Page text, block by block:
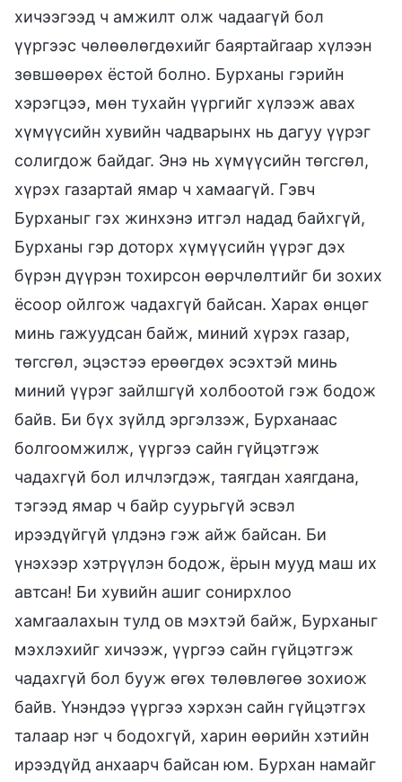
хичээгээд ч амжилт олж чадаагүй бол
үүргээс чөлөөлөгдөхийг баяртайгаар хүлээн
зөвшөөрөх ёстой болно. Бурханы гэрийн
хэрэгцээ, мөн тухайн үүргийг хүлээж авах
хүмүүсийн хувийн чадварынх нь дагуу үүрэг
солигдож байдаг. Энэ нь хүмүүсийн төгсгөл,
хүрэх газартай ямар ч хамаагүй. Гэвч
Бурханыг гэх жинхэнэ итгэл надад байхгүй,
Бурханы гэр доторх хүмүүсийн үүрэг дэх
бүрэн дүүрэн тохирсон өөрчлөлтийг би зохих
ёсоор ойлгож чадахгүй байсан. Харах өнцөг
минь гажуудсан байж, миний хүрэх газар,
төгсгөл, эцэстээ ерөөгдөх эсэхтэй минь
миний үүрэг зайлшгүй холбоотой гэж бодож
байв. Би бүх зүйлд эргэлзэж, Бурханаас
болгоомжилж, үүргээ сайн гүйцэтгэж
чадахгүй бол илчлэгдэж, таягдан хаягдана,
тэгээд ямар ч байр суурьгүй эсвэл
ирээдүйгүй үлдэнэ гэж айж байсан. Би
үнэхээр хэтрүүлэн бодож, ёрын мууд маш их
автсан! Би хувийн ашиг сонирхлоо
хамгаалахын тулд ов мэхтэй байж, Бурханыг
мэхлэхийг хичээж, үүргээ сайн гүйцэтгэж
чадахгүй бол бууж өгөх төлөвлөгөө зохиож
байв. Үнэндээ үүргээ хэрхэн сайн гүйцэтгэх
талаар нэг ч бодохгүй, харин өөрийн хэтийн
ирээдүйд анхаарч байсан юм. Бурхан намайг